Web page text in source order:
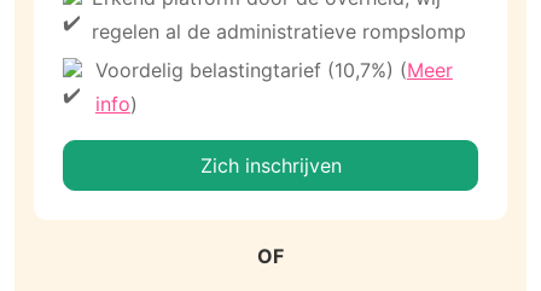
regelen al de administratieve rompslomp
Voordelig belastingtarief (10,7%) (Meer
info)
Zich inschrijven
OF